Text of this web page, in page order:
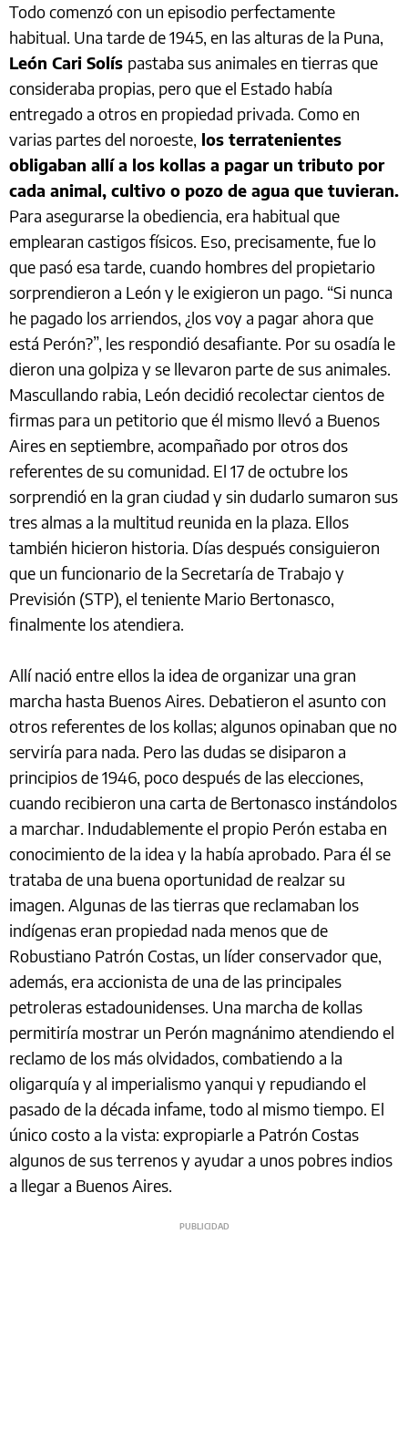
Todo comenzó con un episodio perfectamente
habitual. Una tarde de 1945, en las alturas de la Puna,
León Cari Solís pastaba sus animales en tierras que
consideraba propias, pero que el Estado había
entregado a otros en propiedad privada. Como en
varias partes del noroeste, los terratenientes
obligaban allí a los kollas a pagar un tributo por
cada animal, cultivo o pozo de agua que tuvieran.
Para asegurarse la obediencia, era habitual que
emplearan castigos físicos. Eso, precisamente, fue lo
que pasó esa tarde, cuando hombres del propietario
sorprendieron a León y le exigieron un pago. “Si nunca
he pagado los arriendos, ¿los voy a pagar ahora que
está Perón?”, les respondió desafiante. Por su osadía le
dieron una golpiza y se llevaron parte de sus animales.
Mascullando rabia, León decidió recolectar cientos de
firmas para un petitorio que él mismo llevó a Buenos
Aires en septiembre, acompañado por otros dos
referentes de su comunidad. El 17 de octubre los
sorprendió en la gran ciudad y sin dudarlo sumaron sus
tres almas a la multitud reunida en la plaza. Ellos
también hicieron historia. Días después consiguieron
que un funcionario de la Secretaría de Trabajo y
Previsión (STP), el teniente Mario Bertonasco,
finalmente los atendiera.
Allí nació entre ellos la idea de organizar una gran
marcha hasta Buenos Aires. Debatieron el asunto con
otros referentes de los kollas; algunos opinaban que no
serviría para nada. Pero las dudas se disiparon a
principios de 1946, poco después de las elecciones,
cuando recibieron una carta de Bertonasco instándolos
a marchar. Indudablemente el propio Perón estaba en
conocimiento de la idea y la había aprobado. Para él se
trataba de una buena oportunidad de realzar su
imagen. Algunas de las tierras que reclamaban los
indígenas eran propiedad nada menos que de
Robustiano Patrón Costas, un líder conservador que,
además, era accionista de una de las principales
petroleras estadounidenses. Una marcha de kollas
permitiría mostrar un Perón magnánimo atendiendo el
reclamo de los más olvidados, combatiendo a la
oligarquía y al imperialismo yanqui y repudiando el
pasado de la década infame, todo al mismo tiempo. El
único costo a la vista: expropiarle a Patrón Costas
algunos de sus terrenos y ayudar a unos pobres indios
a llegar a Buenos Aires.